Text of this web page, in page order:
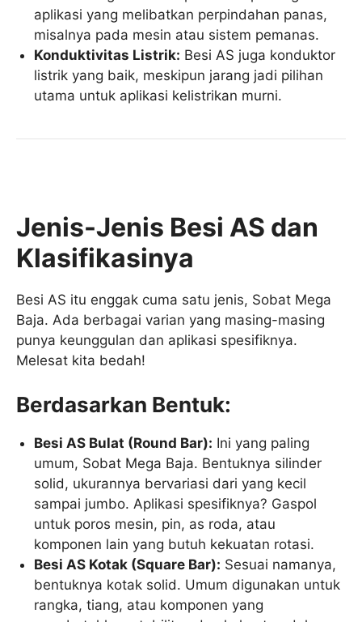
aplikasi yang melibatkan perpindahan panas,
misalnya pada mesin atau sistem pemanas.
Konduktivitas Listrik: Besi AS juga konduktor
listrik yang baik, meskipun jarang jadi pilihan
utama untuk aplikasi kelistrikan murni.
Jenis-Jenis Besi AS dan
Klasifikasinya
Besi AS itu enggak cuma satu jenis, Sobat Mega
Baja. Ada berbagai varian yang masing-masing
punya keunggulan dan aplikasi spesifiknya.
Melesat kita bedah!
Berdasarkan Bentuk:
Besi AS Bulat (Round Bar): Ini yang paling
umum, Sobat Mega Baja. Bentuknya silinder
solid, ukurannya bervariasi dari yang kecil
sampai jumbo. Aplikasi spesifiknya? Gaspol
untuk poros mesin, pin, as roda, atau
komponen lain yang butuh kekuatan rotasi.
Besi AS Kotak (Square Bar): Sesuai namanya,
bentuknya kotak solid. Umum digunakan untuk
rangka, tiang, atau komponen yang